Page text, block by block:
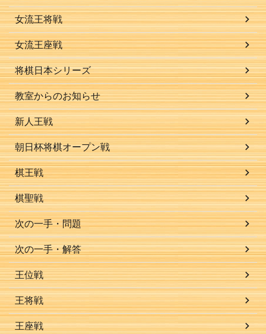
女流王将戦
女流王座戦
将棋日本シリーズ
教室からのお知らせ
新人王戦
朝日杯将棋オープン戦
棋王戦
棋聖戦
次の一手・問題
次の一手・解答
王位戦
王将戦
王座戦